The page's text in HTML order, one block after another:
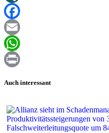
XING
Facebook
Email
WhatsApp
Auch interessant